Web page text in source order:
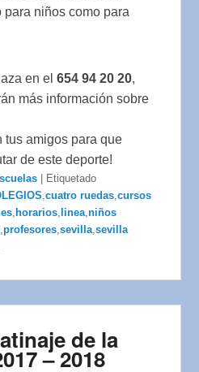
para niñoscomo para
en el 654 94 20 20,
más información sobre
tus amigos para que
de este deporte!
Etiquetado
,cuatro ruedas,cursos
, horarios, linea,niños
,profesores,sevilla,sevilla
de la
– 2018